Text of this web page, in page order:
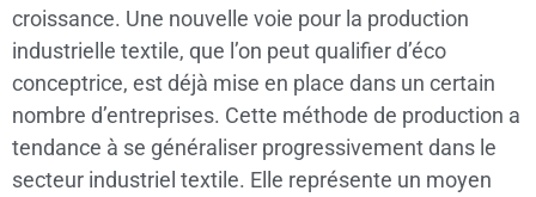
croissance. Une nouvelle voie pour la production
industrielle textile, que l’on peut qualifier d’éco
conceptrice, est déjà mise en place dans un certain
nombre d’entreprises. Cette méthode de production a
tendance à se généraliser progressivement dans le
secteur industriel textile. Elle représente un moyen